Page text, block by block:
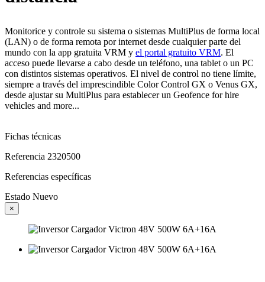
Monitorice y controle su sistema o sistemas MultiPlus de forma local
(LAN) o de forma remota por internet desde cualquier parte del
mundo con la app gratuita VRM y el portal gratuito VRM. El
acceso puede llevarse a cabo desde un teléfono, una tablet o un PC
con distintos sistemas operativos. El nivel de control no tiene límite,
siempre a través del imprescindible Color Control GX o Venus GX,
desde ajustar su MultiPlus para establecer un Geofence for hire
vehicles and more...
Fichas técnicas
Referencia 2320500
Referencias específicas
Estado Nuevo
×